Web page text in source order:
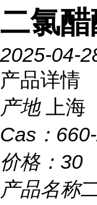
二氯
2025-04-
产品详情
产地
上海
Cas：
价格： 30
产品名称